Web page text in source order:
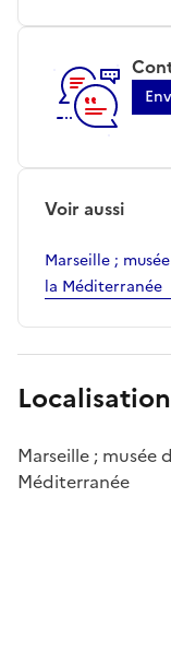
Voir aussi
Marseille ;
la Méditerranée
Localisation
Marseille ; musée
Méditerranée